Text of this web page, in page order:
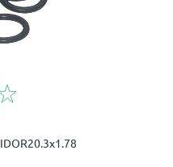
till i favoriter
IDOR20.3x1.78